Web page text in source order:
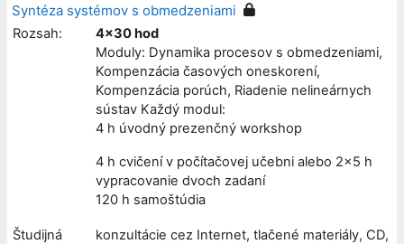
Syntéza systémov s obmedzeniami
Rozsah:
4x30 hod
Moduly: Dynamika procesov s obmedzeniami,
Kompenzácia časových oneskorení,
Kompenzácia porúch, Riadenie nelineárnych
sústav Každý modul:
4 h úvodný prezenčný workshop
4 h cvičení v počítačovej učebni alebo 2x5 h
vypracovanie dvoch zadaní
120 h samoštúdia
Študijná
konzultácie cez Internet, tlačené materiály, CD,